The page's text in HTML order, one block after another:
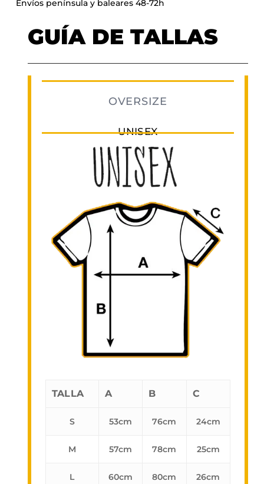
Envíos península y baleares 48-72h
GUÍA DE TALLAS
OVERSIZE
UNISEX
TALLA A B C
S 53cm 76cm 24cm
M 57cm 78cm 25cm
L 60cm 80cm 26cm